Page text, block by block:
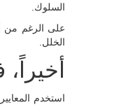
السلوك.
على الرغم من
الخلل.
استخدم